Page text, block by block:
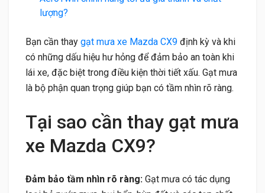
lượng?
Bạn cần thay gạt mưa xe Mazda CX9 định kỳ và khi
có những dấu hiệu hư hỏng để đảm bảo an toàn khi
lái xe, đặc biệt trong điều kiện thời tiết xấu. Gạt mưa
là bộ phận quan trọng giúp bạn có tầm nhìn rõ ràng.
Tại sao cần thay gạt mưa
xe Mazda CX9?
Đảm bảo tầm nhìn rõ ràng: Gạt mưa có tác dụng